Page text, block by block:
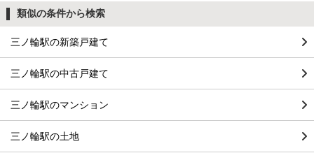
類似の条件から検索
三ノ輪駅の新築戸建て
三ノ輪駅の中古戸建て
三ノ輪駅のマンション
三ノ輪駅の土地